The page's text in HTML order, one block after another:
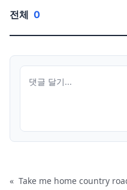
전체 0
« Take me home country